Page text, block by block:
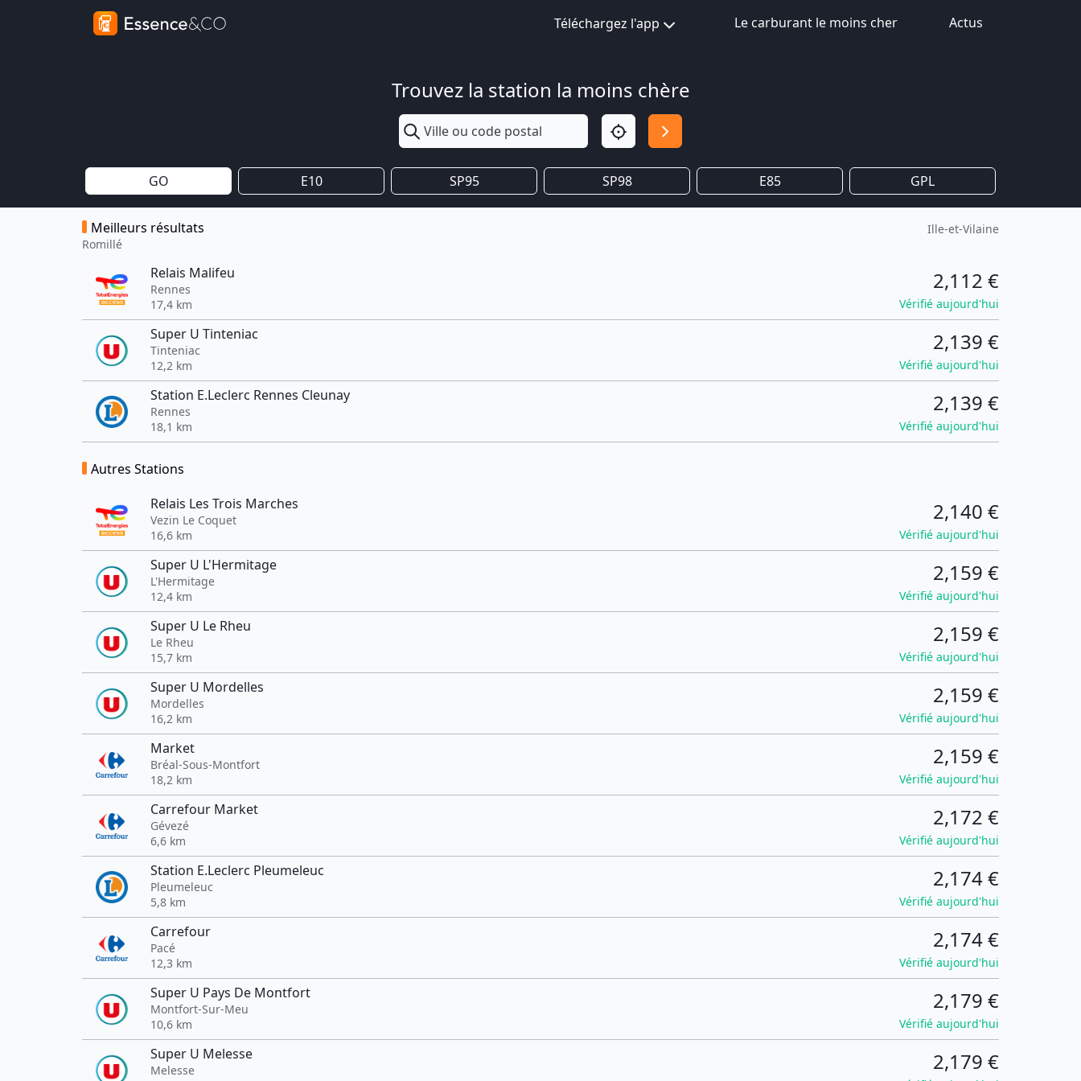
Téléchargez l'app Le carburant le moins cher Actus
Trouvez la station la moins chère
GO E10 SP95 SP98 E85 GPL
Meilleurs résultats
Romillé
Ille-et-Vilaine
Relais Malifeu
Rennes
17,4 km
2,112 €
Vérifié aujourd'hui
Super U Tinteniac
Tinteniac
12,2 km
2,139 €
Vérifié aujourd'hui
Station E.Leclerc Rennes Cleunay
Rennes
18,1 km
2,139 €
Vérifié aujourd'hui
Autres Stations
Relais Les Trois Marches
Vezin Le Coquet
16,6 km
2,140 €
Vérifié aujourd'hui
Super U L'Hermitage
L'Hermitage
12,4 km
2,159 €
Vérifié aujourd'hui
Super U Le Rheu
Le Rheu
15,7 km
2,159 €
Vérifié aujourd'hui
Super U Mordelles
Mordelles
16,2 km
2,159 €
Vérifié aujourd'hui
Market
Bréal-Sous-Montfort
18,2 km
2,159 €
Vérifié aujourd'hui
Carrefour Market
Gévezé
6,6 km
2,172 €
Vérifié aujourd'hui
Station E.Leclerc Pleumeleuc
Pleumeleuc
5,8 km
2,174 €
Vérifié aujourd'hui
Carrefour
Pacé
12,3 km
2,174 €
Vérifié aujourd'hui
Super U Pays De Montfort
Montfort-Sur-Meu
10,6 km
2,179 €
Vérifié aujourd'hui
Super U Melesse
Melesse
2,179 €